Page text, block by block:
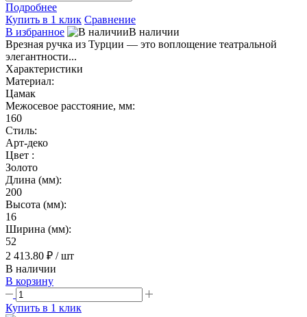
Подробнее
Купить в 1 клик Сравнение
В избранное
В наличии
Врезная ручка из Турции — это воплощение театральной
элегантности...
Характеристики
Материал:
Цамак
Межосевое расстояние, мм:
160
Стиль:
Арт-деко
Цвет :
Золото
Длина (мм):
200
Высота (мм):
16
Ширина (мм):
52
2 413.80 ₽ / шт
В наличии
В корзину
Купить в 1 клик